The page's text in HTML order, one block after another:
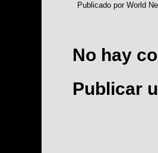
Publicado por World
No hay
Publicar